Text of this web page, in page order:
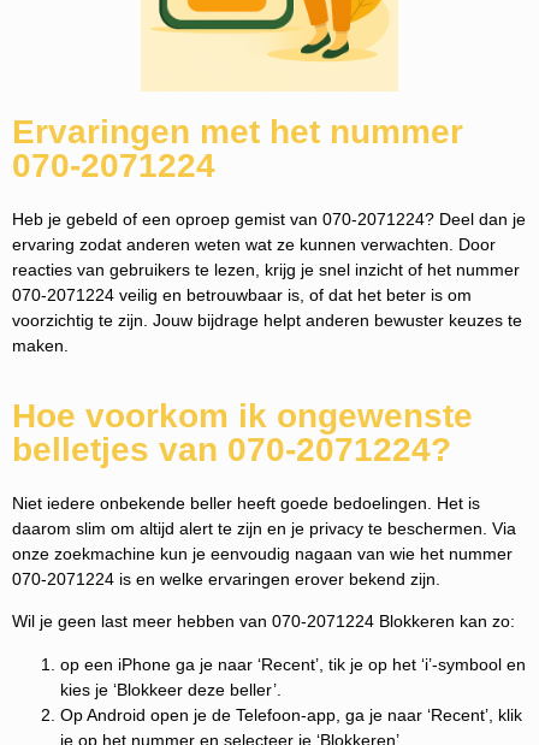
Ervaringen met het nummer
070-2071224
Heb je gebeld of een oproep gemist van 070-2071224? Deel dan je
ervaring zodat anderen weten wat ze kunnen verwachten. Door
reacties van gebruikers te lezen, krijg je snel inzicht of het nummer
070-2071224 veilig en betrouwbaar is, of dat het beter is om
voorzichtig te zijn. Jouw bijdrage helpt anderen bewuster keuzes te
maken.
Hoe voorkom ik ongewenste
belletjes van 070-2071224?
Niet iedere onbekende beller heeft goede bedoelingen. Het is
daarom slim om altijd alert te zijn en je privacy te beschermen. Via
onze zoekmachine kun je eenvoudig nagaan van wie het nummer
070-2071224 is en welke ervaringen erover bekend zijn.
Wil je geen last meer hebben van 070-2071224 Blokkeren kan zo:
op een iPhone ga je naar ‘Recent’, tik je op het ‘i’-symbool en
kies je ‘Blokkeer deze beller’.
Op Android open je de Telefoon-app, ga je naar ‘Recent’, klik
je op het nummer en selecteer je ‘Blokkeren’.